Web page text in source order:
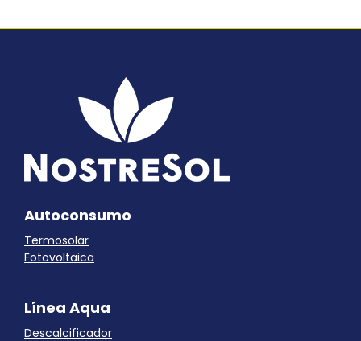
Autoconsumo
Termosolar
Fotovoltaica
Línea Aqua
Descalcificador